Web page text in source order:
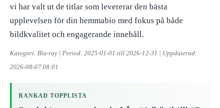
vi har valt ut de titlar som levererar den bästa
upplevelsen för din hemmabio med fokus på både
bildkvalitet och engagerande innehåll.
Kategori: Blu-ray | Period: 2025-01-01 till 2026-12-31 | Uppdaterad:
2026-08-07 08:01
RANKAD TOPPLISTA